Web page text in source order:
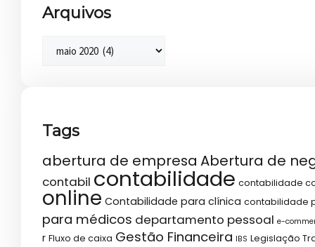
Arquivos
Tags
abertura de empresa Abertura de
contabil contabilidade contabilidade
online Contabilidade para clínica contabilidade
para médicos departamento pessoal e-
r Fluxo de caixa Gestão Financeira IBS Legislação